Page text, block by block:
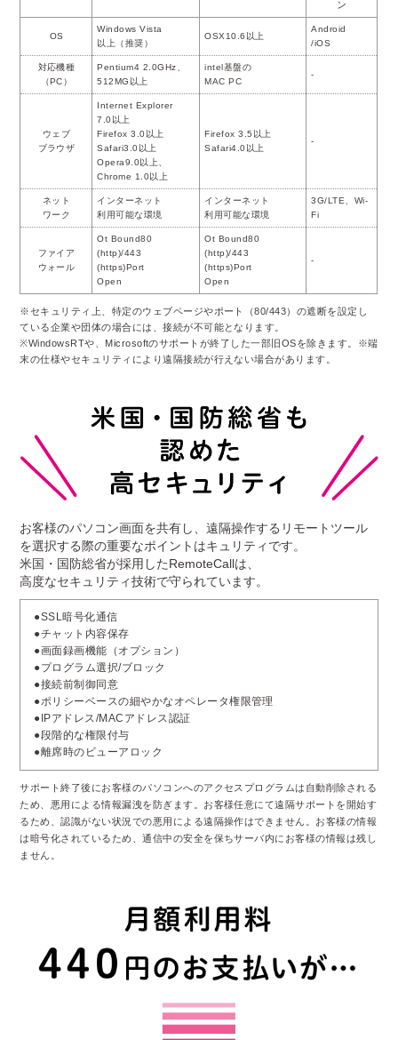
ン
OS
Windows Vista
以上（推奨）
OSX10.6以上
Android
/iOS
対応機種
（PC）
Pentium4 2.0GHz、
512MG以上
intel基盤の
MAC PC
-
ウェブ
ブラウザ
Internet Explorer
7.0以上
Firefox 3.0以上
Safari3.0以上
Opera9.0以上、
Chrome 1.0以上
Firefox 3.5以上
Safari4.0以上
-
ネット
ワーク
インターネット
利用可能な環境
インターネット
利用可能な環境
3G/LTE、Wi-
Fi
ファイア
ウォール
Ot Bound80
(http)/443
(https)Port
Open
Ot Bound80
(http)/443
(https)Port
Open
-
※セキュリティ上、特定のウェブページやポート（80/443）の遮断を設定し
ている企業や団体の場合には、接続が不可能となります。
※WindowsRTや、Microsoftのサポートが終了した一部旧OSを除きます。※端
末の仕様やセキュリティにより遠隔接続が行えない場合があります。
お客様のパソコン画面を共有し、遠隔操作する リモートツール
を選択する際の重要なポイントはキュリティです。
米国・国防総省が採用したRemoteCallは、
高度なセキュリティ技術で守られています。
●SSL暗号化通信
●チャット内容保存
●画面録画機能（オプション）
●プログラム選択/ブロック
●接続前制御同意
●ポリシーベースの細やかなオペレータ権限管理
●IPアドレス/MACアドレス認証
●段階的な権限付与
●離席時のビューアロック
サポート終了後にお客様のパソコンへのアクセスプログラムは自動削除される
ため、悪用による情報漏洩を防ぎます。お客様任意にて遠隔サポートを開始す
るため、認識がない状況での悪用による遠隔操作はできません。お客様の情報
は暗号化されているため、通信中の安全を保ちサーバ内にお客様の情報は残し
ません。